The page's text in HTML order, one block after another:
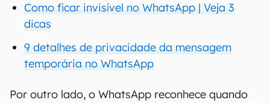
Como ficar invisível no WhatsApp | Veja 3
dicas
9 detalhes de privacidade da mensagem
temporária no WhatsApp
Por outro lado, o WhatsApp reconhece quando